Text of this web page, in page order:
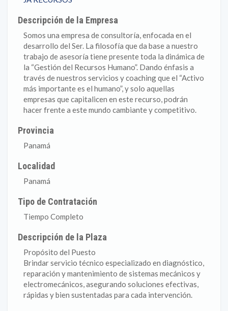
Descripción de la Empresa
Somos una empresa de consultoría, enfocada en el
desarrollo del Ser. La filosofía que da base a nuestro
trabajo de asesoría tiene presente toda la dinámica de
la “Gestión del Recursos Humano”. Dando énfasis a
través de nuestros servicios y coaching que el “Activo
más importante es el humano”, y solo aquellas
empresas que capitalicen en este recurso, podrán
hacer frente a este mundo cambiante y competitivo.
Provincia
Panamá
Localidad
Panamá
Tipo de Contratación
Tiempo Completo
Descripción de la Plaza
Propósito del Puesto
Brindar servicio técnico especializado en diagnóstico,
reparación y mantenimiento de sistemas mecánicos y
electromecánicos, asegurando soluciones efectivas,
rápidas y bien sustentadas para cada intervención.